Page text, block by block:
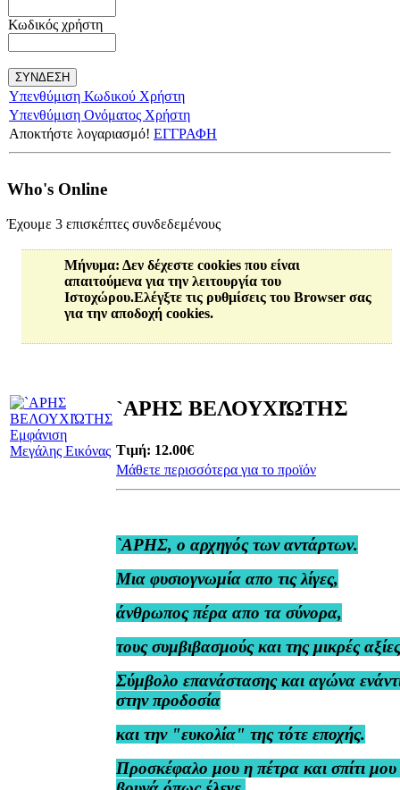
Κωδικός χρήστη
Υπενθύμιση Κωδικού Χρήστη
Υπενθύμιση Ονόματος Χρήστη
Αποκτήστε λογαριασμό! ΕΓΓΡΑΦΗ
Who's Online
Έχουμε 3 επισκέπτες συνδεδεμένους
Μήνυμα: Δεν δέχεστε cookies που είναι
απαιτούμενα για την λειτουργία του
Ιστοχώρου.Ελέγξτε τις ρυθμίσεις του Browser σας
για την αποδοχή cookies.
Εμφάνιση
Μεγάλης Εικόνας
`ΑΡΗΣ ΒΕΛΟΥΧΙΏΤΗΣ
Τιμή: 12.00€
Μάθετε περισσότερα για το προϊόν
`ΑΡΗΣ, ο αρχηγός των αντάρτων.
Μια φυσιογνωμία απο τις λίγες,
άνθρωπος πέρα απο τα σύνορα,
τους συμβιβασμούς και της μικρές
Σύμβολο επανάστασης και αγώνα
στην προδοσία
και την "ευκολία" της τότε εποχής.
Προσκέφαλο μου η πέτρα και σπίτι